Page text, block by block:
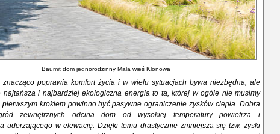
Baumit dom jednorodzinny Mała wieś Klonowa
znacząco poprawia komfort życia i w wielu sytuacjach bywa niezbędna, ale
najtańsza i najbardziej ekologiczna energia to ta, której w ogóle nie musimy
krokiem powinno być pasywne ograniczenie zysków ciepła. Dobra
zewnętrznych odcina dom od wysokiej temperatury powietrza i
uderzającego w elewację. Dzięki temu drastycznie zmniejsza się tzw. zyski